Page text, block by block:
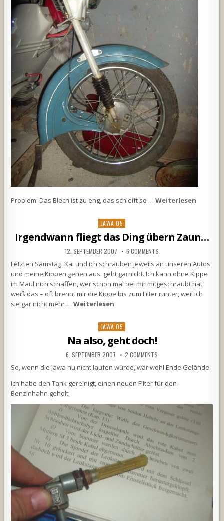
Problem: Das Blech ist zu eng, das schleift so …Weiterlesen
Posted
in
JAWA 05
Irgendwann fliegt das Ding übern Zaun…
12. SEPTEMBER 2007 6 COMMENTS
Letzten Samstag. Kai und ich schrauben jeweils an unseren Autos
und meine Kippen gehen aus. geht garnicht. Ich kann ohne Kippe
im Maul nich schaffen, wer schon mal bei mir mitgeschraubt hat,
weiß das – oft brennt mir die Kippe bis zum Filter runter, weil ich
sie gar nicht mehr …Weiterlesen
Posted
JAWA 05
Na also, geht doch!
6. SEPTEMBER 2007 2 COMMENTS
So, wenn die Jawa nu nicht laufen würde, wär wohl Ende Gelände.
Ich habe den Tank gereinigt, einen neuen Filter für den
Benzinhahn geholt.